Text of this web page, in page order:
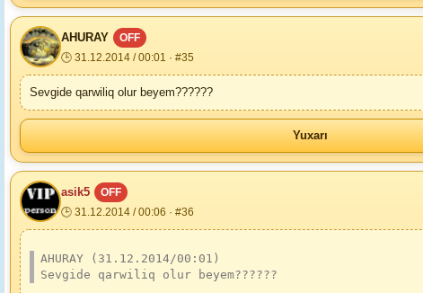
AHURAY
OFF
🕒 31.12.2014 / 00:01 · #35
Sevgide qarwiliq olur beyem??????
Yuxarı
asik5
OFF
🕒 31.12.2014 / 00:06 · #36
AHURAY (31.12.2014/00:01)
Sevgide qarwiliq olur beyem??????